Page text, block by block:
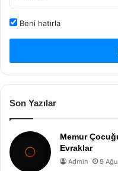
Beni hatırla
Son Yazılar
Memur
Evraklar
Admin 9